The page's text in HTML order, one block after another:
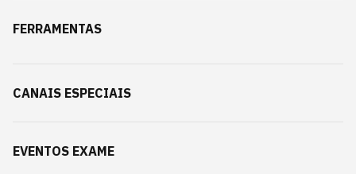
FERRAMENTAS
CANAIS ESPECIAIS
EVENTOS EXAME